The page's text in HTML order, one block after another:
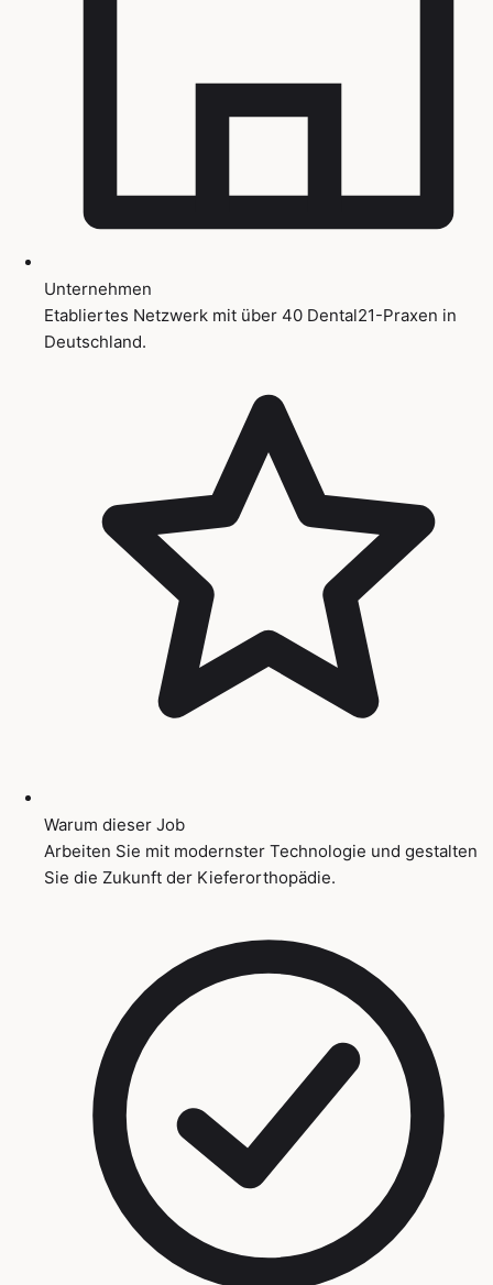
Unternehmen
Etabliertes Netzwerk mit über 40 Dental21-Praxen in
Deutschland.
Warum dieser Job
Arbeiten Sie mit modernster Technologie und gestalten
Sie die Zukunft der Kieferorthopädie.